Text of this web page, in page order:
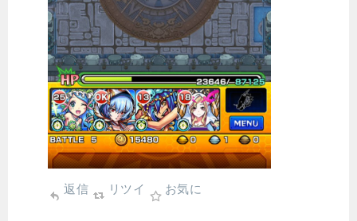
返信 リツイ お気に